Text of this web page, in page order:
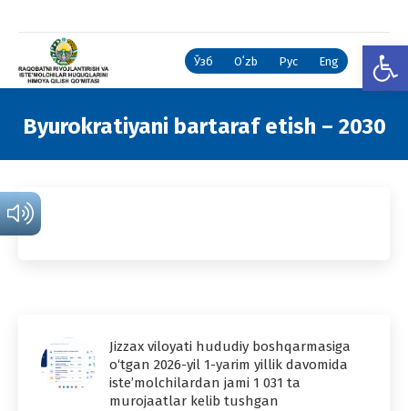
Ўзб Oʻzb Рус Eng
Byurokratiyani bartaraf etish – 2030
Jizzax viloyati hududiy boshqarmasiga
o‘tgan 2026-yil 1-yarim yillik davomida
iste’molchilardan jami 1 031 ta
murojaatlar kelib tushgan